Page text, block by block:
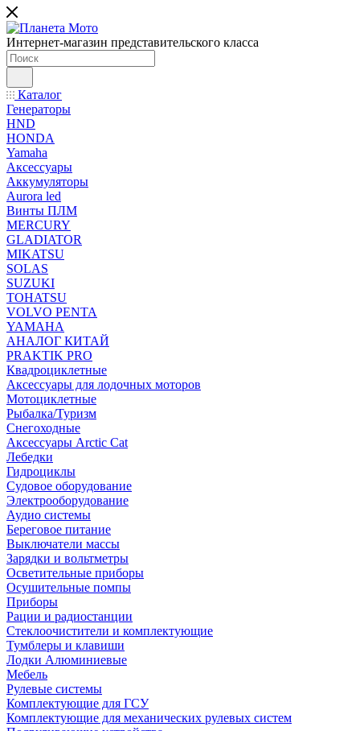
Интернет-магазин представительского класса
Каталог
Генераторы
HND
HONDA
Yamaha
Аксессуары
Аккумуляторы
Aurora led
Винты ПЛМ
MERCURY
GLADIATOR
MIKATSU
SOLAS
SUZUKI
TOHATSU
VOLVO PENTA
YAMAHA
АНАЛОГ КИТАЙ
PRAKTIK PRO
Квадроциклетные
Аксессуары для лодочных моторов
Мотоциклетные
Рыбалка/Туризм
Снегоходные
Аксессуары Arctic Cat
Лебедки
Гидроциклы
Судовое оборудование
Электрооборудование
Аудио системы
Береговое питание
Выключатели массы
Зарядки и вольтметры
Осветительные приборы
Осушительные помпы
Приборы
Рации и радиостанции
Стеклоочистители и комплектующие
Тумблеры и клавиши
Лодки Алюминиевые
Мебель
Рулевые системы
Комплектующие для ГСУ
Комплектующие для механических рулевых систем